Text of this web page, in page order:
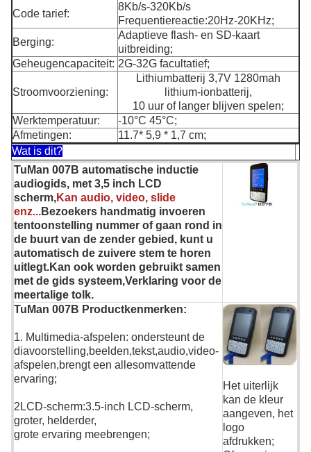
Code tarief:
8Kb/s-320Kb/s
Frequentiereactie:20Hz-20KHz;
Berging:
Adaptieve flash- en SD-kaart
uitbreiding;
Geheugencapaciteit: 2G-32G facultatief;
Stroomvoorziening:
Lithiumbatterij 3,7V 1280mah
lithium-ionbatterij,
10 uur of langer blijven spelen;
Werktemperatuur:
-10°C 45°C;
Afmetingen:
11.7* 5,9 * 1,7 cm;
Wat is dit?
TuMan 007B automatische inductie
audiogids, met 3,5 inch LCD
scherm,Kan audio, video, slide
enz...Bezoekers handmatig invoeren
tentoonstelling nummer of gaan rond in
de buurt van de zender gebied, kunt u
automatisch de zuivere stem te horen
uitlegt.Kan ook worden gebruikt samen
met de gids systeem,Verklaring voor de
meertalige tolk.
TuMan 007B Productkenmerken:
1. Multimedia-afspelen: ondersteunt de
diavoorstelling,beelden,tekst,audio,video-
afspelen,brengt een allesomvattende
ervaring;
2LCD-scherm:3.5-inch LCD-scherm,
groter, helderder,
grote ervaring meebrengen;
Het uiterlijk
kan de kleur
aangeven, het
logo
afdrukken;